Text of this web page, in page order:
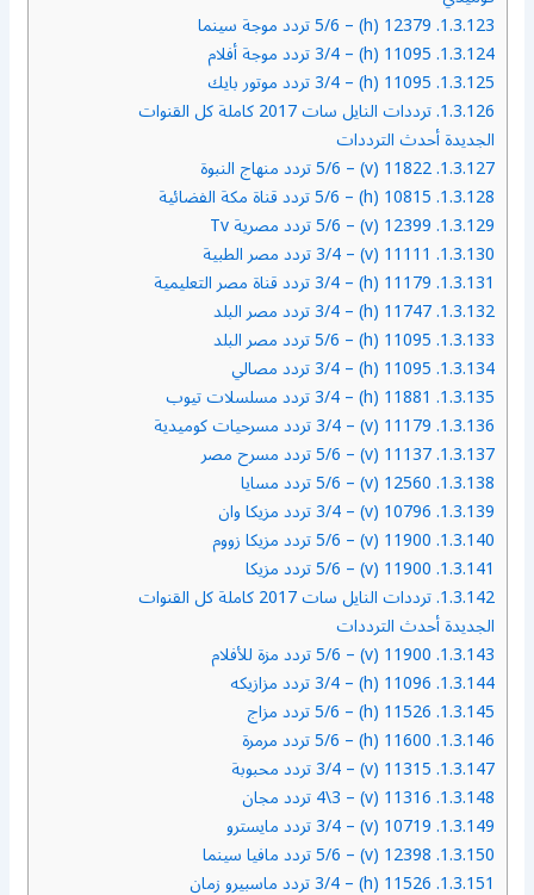
1.3.123.
1.3.124.
1.3.125.
1.3.126.
ترددات النايل سات 2017 كاملة كل القنوات
الجديدة أحدث الترددات
1.3.127. 11822 (v) – 5/6 تردد منهاج النبوة
1.3.128.
1.3.129.
1.3.130.
1.3.131.
1.3.132. 11747 (h) – 3/4 تردد مصر البلد
1.3.133.
1.3.134.
1.3.135.
1.3.136.
1.3.137. 11137 (v) – 5/6 تردد مسرح مصر
1.3.138.
1.3.139.
1.3.140.
1.3.141.
1.3.142.
ترددات النايل سات 2017 كاملة كل القنوات
الجديدة أحدث الترددات
1.3.143.
1.3.144.
1.3.145.
1.3.146.
1.3.147.
1.3.148.
1.3.149.
1.3.150.
1.3.151.